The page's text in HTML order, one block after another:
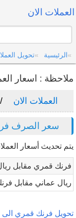
العملات الان
الرئيسية تحويل
ملاحظة : اسعار
العملات الان
سعر الصرف
يتم تحديث أسعار
فرنك قمري مقابل
ريال عماني مقابل
تحويل فرنك قمري الى